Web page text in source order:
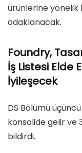
ürünlerine yönelik
odaklanacak.
Foundry,
İş Listesi Elde
İyileşecek
DS Bölümü
konsolide gelir ve
bildirdi.